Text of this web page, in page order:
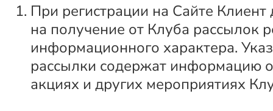
При регистрации на Сайте Клиент
на получение от Клуба рассылок
информационного характера.
рассылки содержат информацию
акциях и других мероприятиях